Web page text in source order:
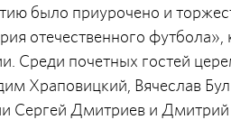
было приурочено и
отечественного
Среди почетных гостей
Храповицкий, Вячеслав
Сергей Дмитриев и Дмитрий